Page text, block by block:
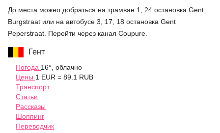
До места можно добраться на трамвае 1, 24 остановка Gent
Burgstraat или на автобусе 3, 17, 18 остановка Gent
Peperstraat. Перейти через канал Coupure.
Гент
Погода 16°, облачно
Цены 1 EUR = 89.1 RUB
Транспорт
Статьи
Рассказы
Шоппинг
Переводчик